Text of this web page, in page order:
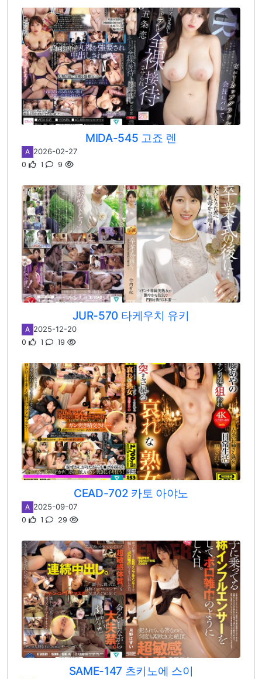
MIDA-545 고죠 렌
A 2026-02-27
0 1 9
JUR-570 타케우치 유키
A 2025-12-20
0 1 19
CEAD-702 카토 아야노
A 2025-09-07
0 1 29
SAME-147 츠키노에 스이